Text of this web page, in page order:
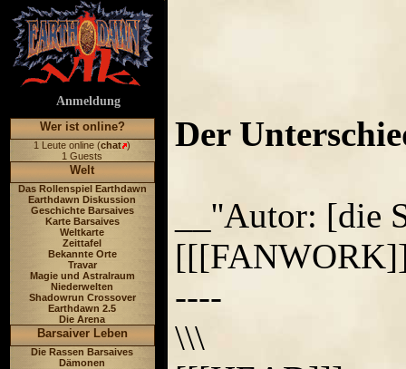
Anmeldung
Wer ist online?
1 Leute online (chat )
1 Guests
Welt
Das Rollenspiel Earthdawn
Earthdawn Diskussion
Geschichte Barsaives
Karte Barsaives
Weltkarte
Zeittafel
Bekannte Orte
Travar
Magie und Astralraum
Niederwelten
Shadowrun Crossover
Earthdawn 2.5
Die Arena
Barsaiver Leben
Die Rassen Barsaives
Dämonen
Der
__''Autor: [die
----
\\\